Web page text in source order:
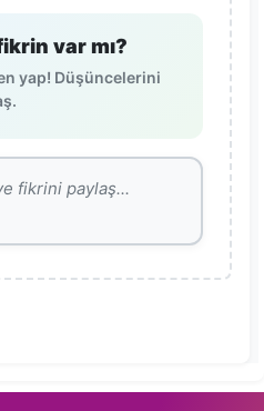
var mı?
yap! Düşüncelerini